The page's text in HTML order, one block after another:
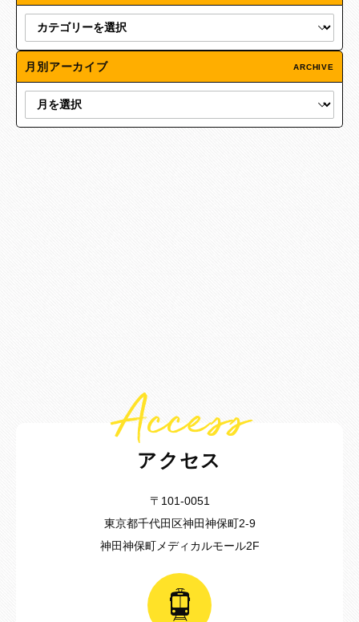
月別アーカイブ ARCHIVE
Access
アクセス
〒101-0051
東京都千代田区神田神保町2-9
神田神保町メディカルモール2F